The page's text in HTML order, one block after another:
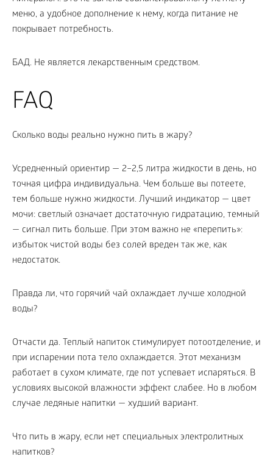
меню, а удобное дополнение к нему, когда питание не
покрывает потребность.
БАД. Не является лекарственным средством.
FAQ
Сколько воды реально нужно пить в жару?
Усредненный ориентир — 2–2,5 литра жидкости в день, но
точная цифра индивидуальна. Чем больше вы потеете,
тем больше нужно жидкости. Лучший индикатор — цвет
мочи: светлый означает достаточную гидратацию, темный
— сигнал пить больше. При этом важно не «перепить»:
избыток чистой воды без солей вреден так же, как
недостаток.
Правда ли, что горячий чай охлаждает лучше холодной
воды?
Отчасти да. Теплый напиток стимулирует потоотделение, и
при испарении пота тело охлаждается. Этот механизм
работает в сухом климате, где пот успевает испаряться. В
условиях высокой влажности эффект слабее. Но в любом
случае ледяные напитки — худший вариант.
Что пить в жару, если нет специальных электролитных
напитков?